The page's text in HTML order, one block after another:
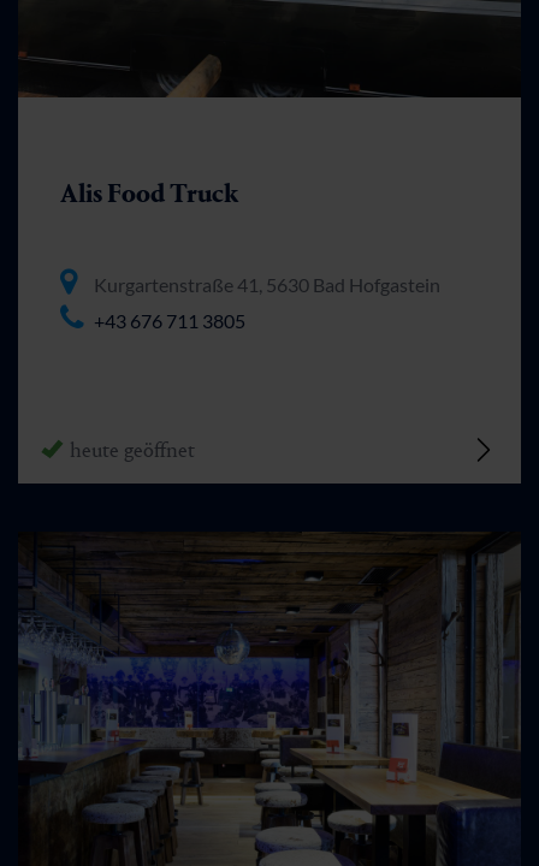
Alis Food Truck
Kurgartenstraße 41, 5630 Bad Hofgastein
+43 676 711 3805
heute geöffnet